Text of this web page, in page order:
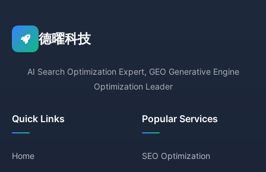
德曜科技
AI Search Optimization Expert, GEO Generative Engine
Optimization Leader
Quick Links
Home
Popular Services
SEO Optimization